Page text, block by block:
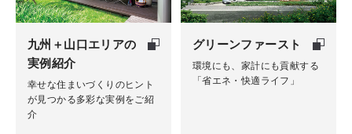
九州＋山口エリアの
実例紹介
幸せな住まいづくりのヒント
が見つかる多彩な実例をご紹
介
グリーンファースト
環境にも、家計にも貢献する
「省エネ・快適ライフ」